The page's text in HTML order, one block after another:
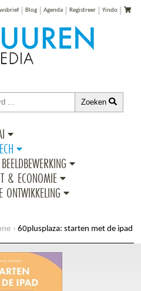
Blog Agenda Registreer Yindo
Zoeken
& ECONOMIE
ONTWIKKELING
60plusplaza: starten met de ipad